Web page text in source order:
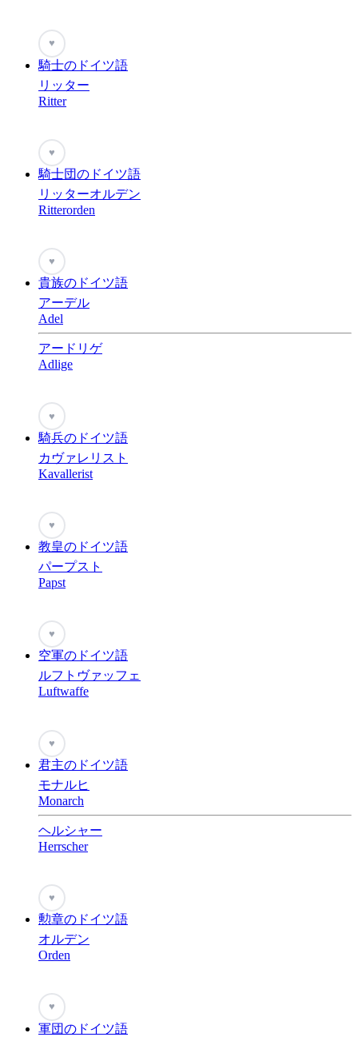
♥
騎士のドイツ語
リッター
Ritter
♥
騎士団のドイツ語
リッターオルデン
Ritterorden
♥
貴族のドイツ語
アーデル
Adel
アードリゲ
Adlige
♥
騎兵のドイツ語
カヴァレリスト
Kavallerist
♥
教皇のドイツ語
パープスト
Papst
♥
空軍のドイツ語
ルフトヴァッフェ
Luftwaffe
♥
君主のドイツ語
モナルヒ
Monarch
ヘルシャー
Herrscher
♥
勲章のドイツ語
オルデン
Orden
♥
軍団のドイツ語